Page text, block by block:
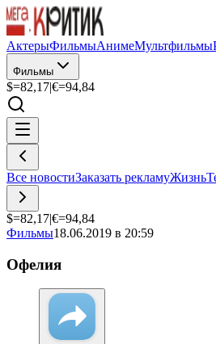
АктерыФильмыАнимеМультфильмы
Фильмы
$=82,17|€=94,84
Все новостиЗаказать рекламуЖизнь
$=82,17|€=94,84
Фильмы18.06.2019 в 20:59
Офелия